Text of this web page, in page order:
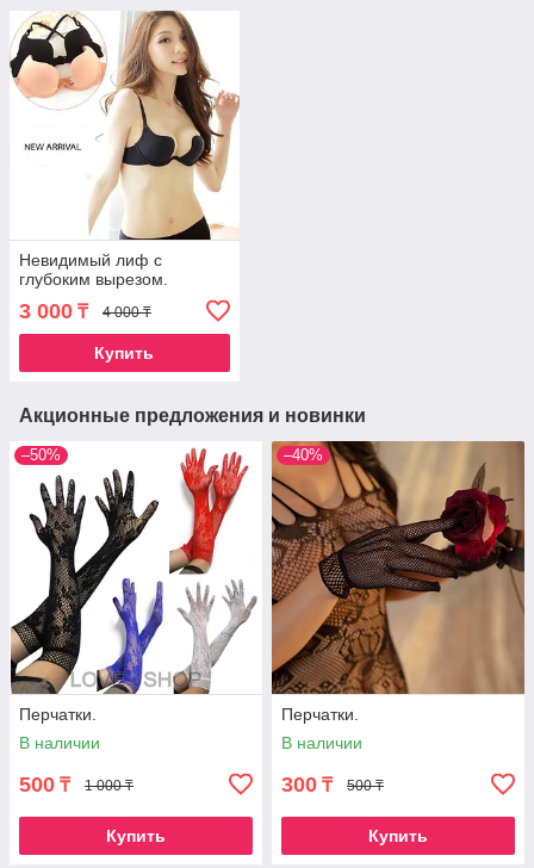
Невидимый лиф с
глубоким вырезом.
3 000 ₸ 4 000 ₸
Купить
Акционные предложения и новинки
–50%
Перчатки.
В наличии
500 ₸ 1 000 ₸
Купить
–40%
Перчатки.
В наличии
300 ₸ 500 ₸
Купить